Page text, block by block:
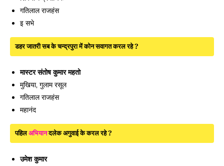
गतिलाल राजहंस
इ सभे
डहर जातरी सब के चन्द्रपुरा में कोन सवागत करल रहे ?
मास्टर संतोष कुमार महतो
मुखिया, गुलाम रसूल
गतिलाल राजहंस
महानंद
पहिलअभियानदलेक अगुवाई के करल रहे ?
उमेश कुमार